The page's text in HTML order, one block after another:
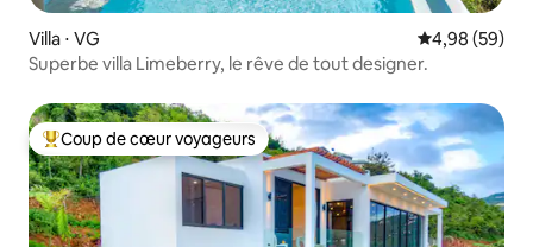
Villa ⋅ VG Évaluation
4,98 (59)
Superbe villa Limeberry, le rêve de tout designer.
Coups de cœur voyageurs les plus appréciés
Coup de cœur voyageurs